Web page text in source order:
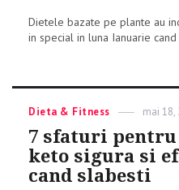
Dietele bazate pe plante au
in special in luna Ianuarie
Categories
Dieta & Fitness
Posted
mai 18,
7 sfaturi pentru
keto sigura si
cand slabesti